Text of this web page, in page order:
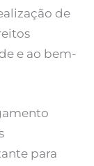
de
e ao bem-
para